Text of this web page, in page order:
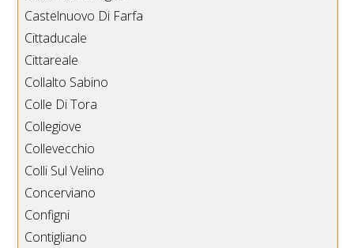
Castelnuovo Di Farfa
Cittaducale
Cittareale
Collalto Sabino
Colle Di Tora
Collegiove
Collevecchio
Colli Sul Velino
Concerviano
Configni
Contigliano